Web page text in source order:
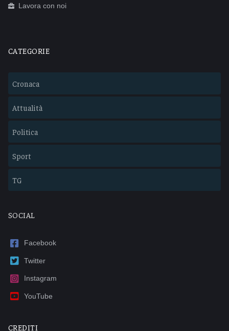
Lavora con noi
CATEGORIE
Cronaca
Attualità
Politica
Sport
TG
SOCIAL
Facebook
Twitter
Instagram
YouTube
CREDITI